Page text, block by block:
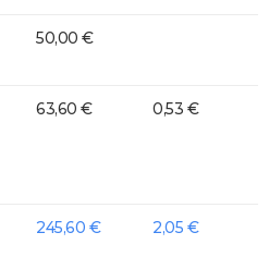
50,00 €
63,60 € 0,53 €
245,60 € 2,05 €